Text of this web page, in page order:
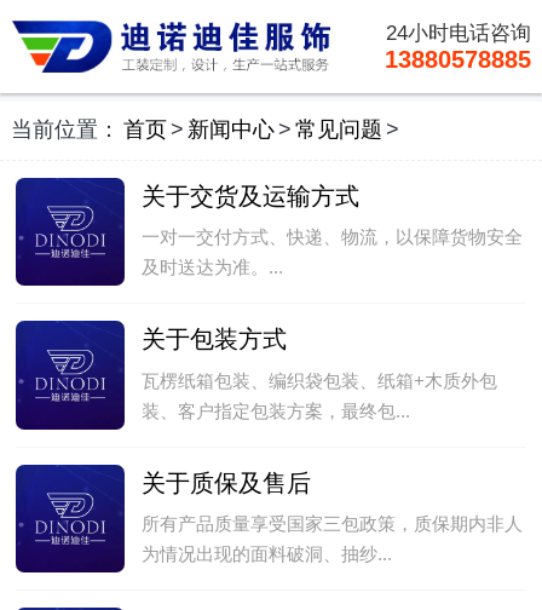
24小时电话咨询
13880578885
当前位置： 首页 > 新闻中心 > 常见问题 >
关于交货及运输方式
一对一交付方式、快递、物流，以保障货物安全
及时送达为准。...
关于包装方式
瓦楞纸箱包装、编织袋包装、纸箱+木质外包
装、客户指定包装方案，最终包...
关于质保及售后
所有产品质量享受国家三包政策，质保期内非人
为情况出现的面料破洞、抽纱...